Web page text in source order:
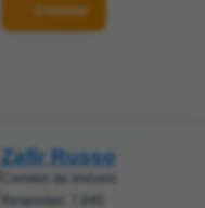
Contatar
Zafir Russo
Corretor de imóveis
Respostas: 7.840